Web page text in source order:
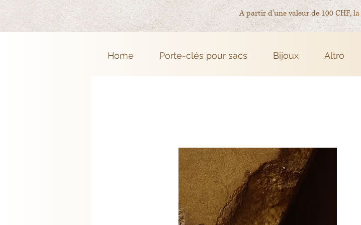
A partir d'une valeur de 100 CHF,
Home Porte-clés pour sacs Bijoux Altro